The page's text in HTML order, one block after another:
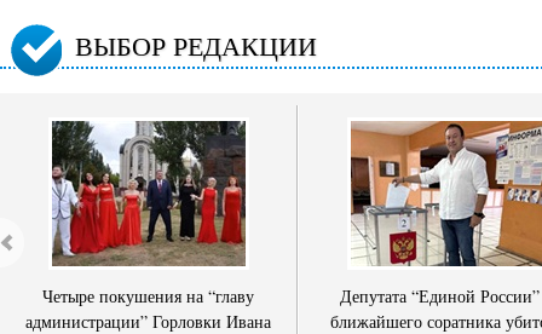
ВЫБОР РЕДАКЦИИ
Четыре покушения на “главу
администрации” Горловки Ивана
Депутата “Единой
ближайшего соратника